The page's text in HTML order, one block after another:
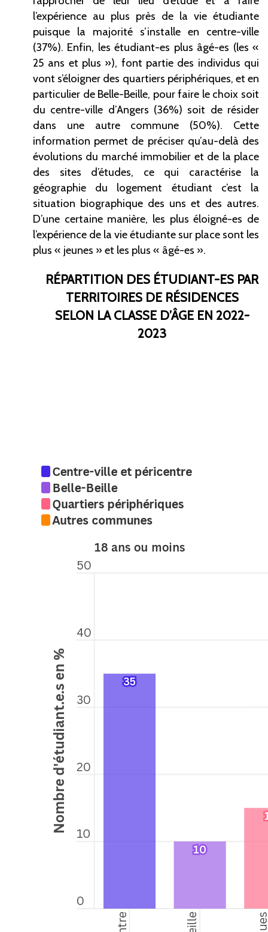
l’expérience au plus près de la vie étudiante
puisque la majorité s’installe en centre-ville
(37%). Enfin, les étudiant-es plus âgé-es (les «
25 ans et plus »), font partie des individus qui
vont s’éloigner des quartiers périphériques, et en
particulier de Belle-Beille, pour faire le choix soit
du centre-ville d’Angers (36%) soit de résider
dans une autre commune (50%). Cette
information permet de préciser qu’au-delà des
évolutions du marché immobilier et de la place
des sites d’études, ce qui caractérise la
géographie du logement étudiant c’est la
situation biographique des uns et des autres.
D’une certaine manière, les plus éloigné-es de
l’expérience de la vie étudiante sur place sont les
plus « jeunes » et les plus « âgé-es ».
RÉPARTITION DES ÉTUDIANT-ES PAR
TERRITOIRES DE RÉSIDENCES
SELON LA CLASSE D’ÂGE EN 2022-
2023